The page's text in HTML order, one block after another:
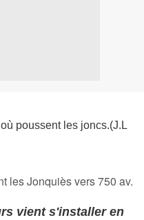
poussent les joncs.(J.L
les Jonquiès vers 750 av.
vient s'installer en